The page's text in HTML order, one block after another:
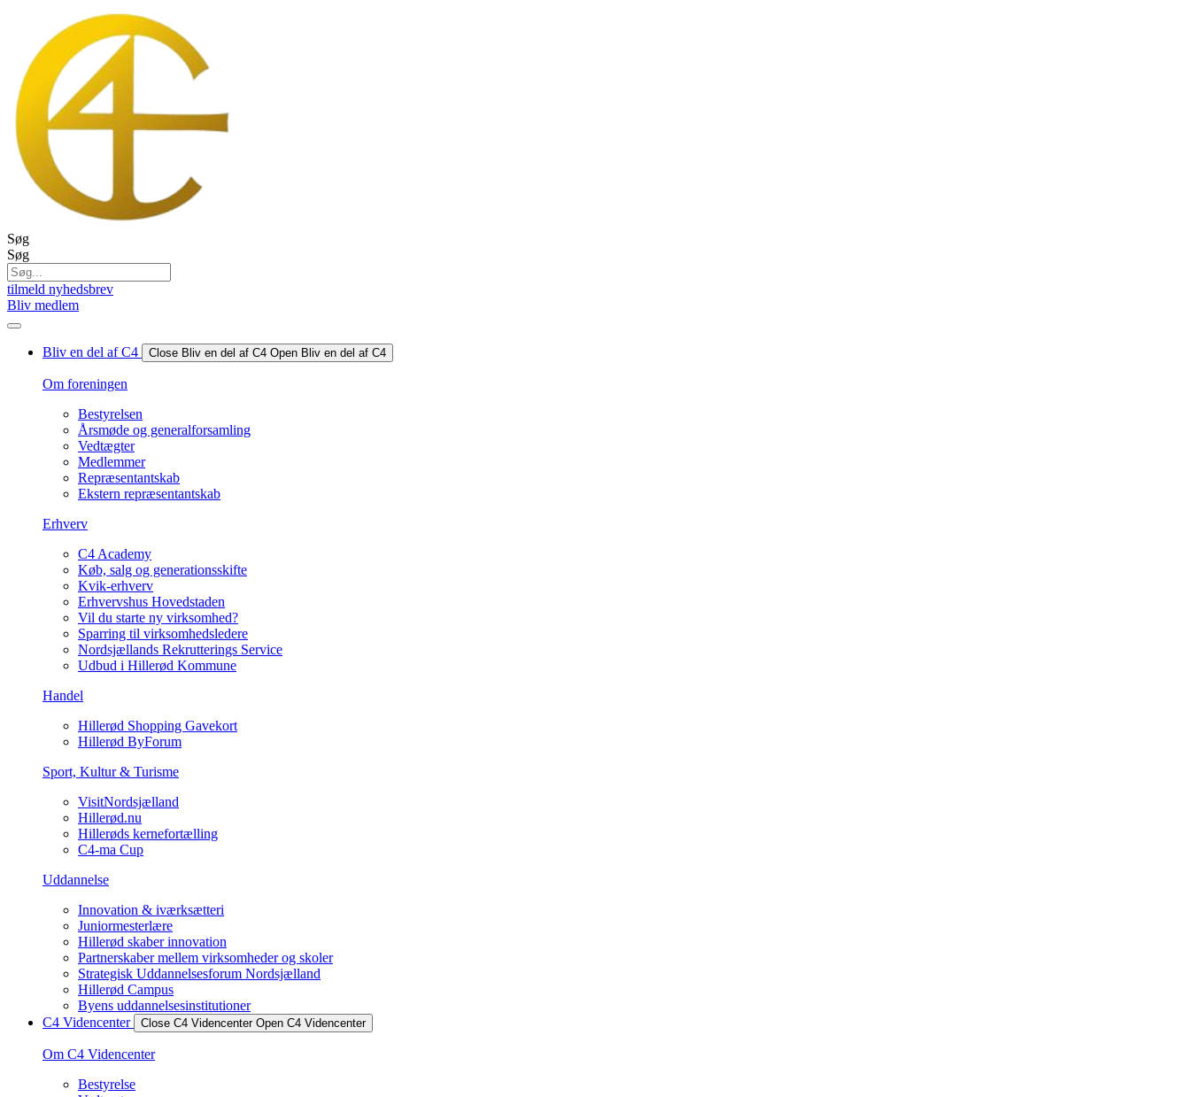
indhold
Søg
Søg
tilmeld nyhedsbrev
Bliv medlem
Bliv en del af C4 Close Bliv en del af C4 Open Bliv en del af C4
Om foreningen
Bestyrelsen
Årsmøde og generalforsamling
Vedtægter
Medlemmer
Repræsentantskab
Ekstern repræsentantskab
Erhverv
C4 Academy
Køb, salg og generationsskifte
Kvik-erhverv
Erhvervshus Hovedstaden
Vil du starte ny virksomhed?
Sparring til virksomhedsledere
Nordsjællands Rekrutterings Service
Udbud i Hillerød Kommune
Handel
Hillerød Shopping Gavekort
Hillerød ByForum
Sport, Kultur & Turisme
VisitNordsjælland
Hillerød.nu
Hillerøds kernefortælling
C4-ma Cup
Uddannelse
Innovation & iværksætteri
Juniormesterlære
Hillerød skaber innovation
Partnerskaber mellem virksomheder og skoler
Strategisk Uddannelsesforum Nordsjælland
Hillerød Campus
Byens uddannelsesinstitutioner
C4 Videncenter
Close C4 Videncenter Open C4 Videncenter
Om C4 Videncenter
Bestyrelse